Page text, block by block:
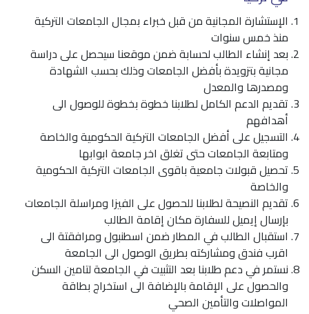
الإستشارة المجانية من قبل خبراء بمجال الجامعات التركية
منذ خمس سنوات
بعد إنشاء الطالب لحسابة ضمن موقعنا سيحصل على دراسة
مجانية بتزويدة بأفضل الجامعات وذلك بحسب الشهادة
ومصدرها والمعدل
تقديم الدعم الكامل لطلابنا خطوة بخطوة للوصول الى
أهدافهم
التسجيل على أفضل الجامعات التركية الحكومية والخاصة
ومتابعة الجامعات حتى تغلق اخر جامعة ابوابها
تحصيل قبولات جامعية باقوى الجامعات التركية الحكومية
والخاصة
تقديم النصيحة لطلابنا للحصول على الفيزا ومراسلة الجامعات
بإرسال إيميل للسفارة مكان إقامة الطالب
استقبال الطالب في المطار ضمن اسطنبول ومرافقتة الى
اقرب فندق ومشاركته بطريق الوصول الى الجامعة
نستمر في دعم طلابنا بعد التثبيت في الجامعة لتامين السكن
والحصول على الإقامة بالإضافة الى استخراج بطاقة
المواصلات والتأمين الصحي